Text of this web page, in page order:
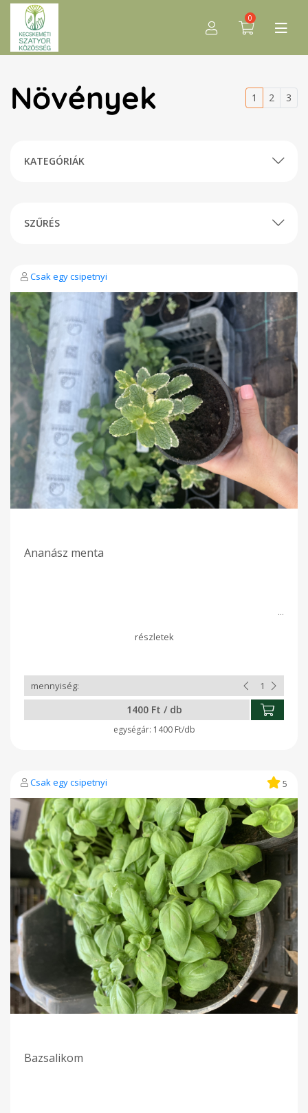
0
Növények 1 2 3
KATEGÓRIÁK
SZŰRÉS
Csak egy csipetnyi
Ananász menta
1400 Ft / db
1400 Ft/db
Csak egy csipetnyi 5
Bazsalikom